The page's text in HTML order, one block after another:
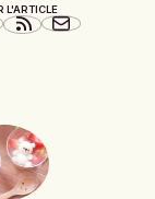
L'ARTICLE